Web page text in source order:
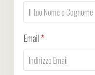
Email*